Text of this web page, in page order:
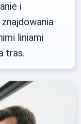
i
liniami
tras.